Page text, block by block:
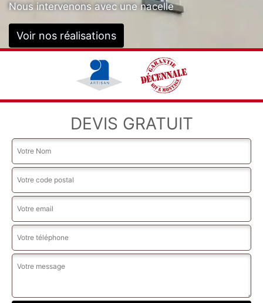
Nous intervenons avec une nacelle
Voir nos réalisations
DEVIS GRATUIT